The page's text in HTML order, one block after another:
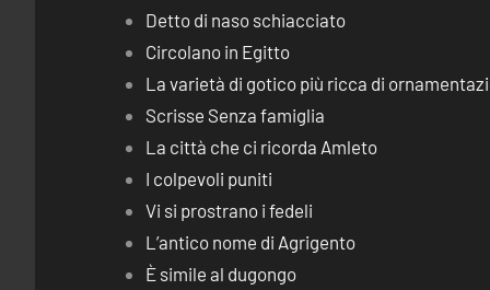
Detto di naso schiacciato
Circolano in Egitto
La varietà di gotico più ricca di
Scrisse Senza famiglia
La città che ci ricorda Amleto
I colpevoli puniti
Vi si prostrano i fedeli
L’antico nome di Agrigento
È simile al dugongo